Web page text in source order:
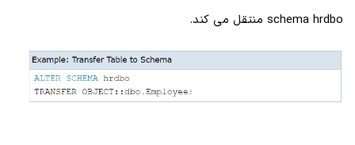
schema hrdbo منتقل می کند.